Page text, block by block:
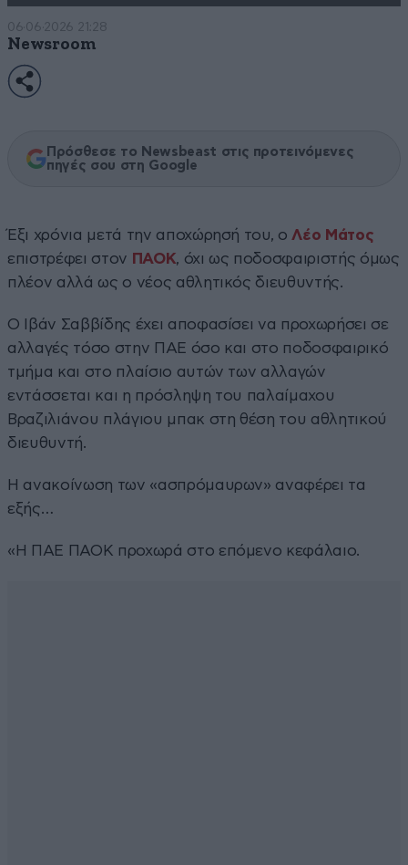
06·06·2026 21:28
Newsroom
Πρόσθεσε το Newsbeast στις προτεινόμενες
πηγές σου στη Google
Έξι χρόνια μετά την αποχώρησή του, ο Λέο Μάτος
επιστρέφει στον ΠΑΟΚ, όχι ως ποδοσφαιριστής όμως
πλέον αλλά ως ο νέος αθλητικός διευθυντής.
Ο Ιβάν Σαββίδης έχει αποφασίσει να προχωρήσει σε
αλλαγές τόσο στην ΠΑΕ όσο και στο ποδοσφαιρικό
τμήμα και στο πλαίσιο αυτών των αλλαγών
εντάσσεται και η πρόσληψη του παλαίμαχου
Βραζιλιάνου πλάγιου μπακ στη θέση του αθλητικού
διευθυντή.
Η ανακοίνωση των «ασπρόμαυρων» αναφέρει τα
εξής…
«Η ΠΑΕ ΠΑΟΚ προχωρά στo επόμενο κεφάλαιο.